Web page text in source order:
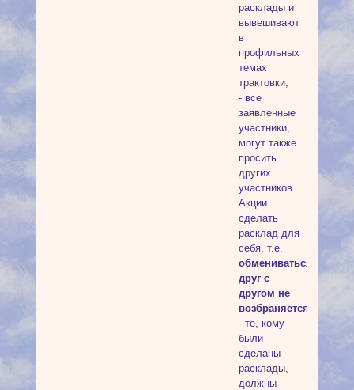
расклады и
вывешивают
в
профильных
темах
трактовки;
- все
заявленные
участники,
могут также
просить
других
участников
Акции
сделать
расклад для
себя, т.е.
обмениваться
друг с
другом не
возбраняется
- те, кому
были
сделаны
расклады,
должны